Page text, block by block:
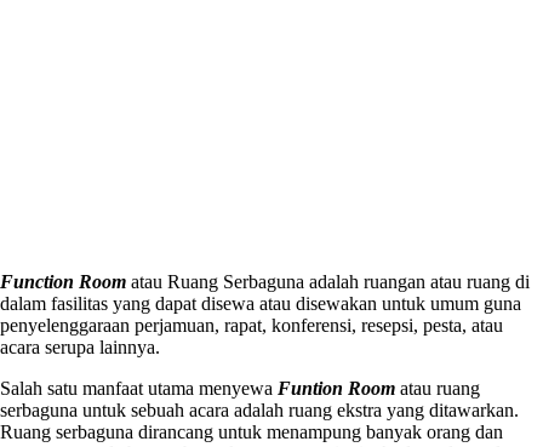
Function Room atau Ruang Serbaguna adalah ruangan atau ruang di
dalam fasilitas yang dapat disewa atau disewakan untuk umum guna
penyelenggaraan perjamuan, rapat, konferensi, resepsi, pesta, atau
acara serupa lainnya.
Salah satu manfaat utama menyewa Funtion Room atau ruang
serbaguna untuk sebuah acara adalah ruang ekstra yang ditawarkan.
Ruang serbaguna dirancang untuk menampung banyak orang dan